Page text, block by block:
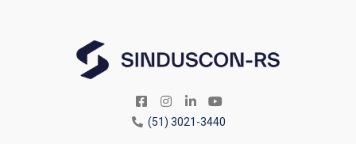
(51) 3021-3440